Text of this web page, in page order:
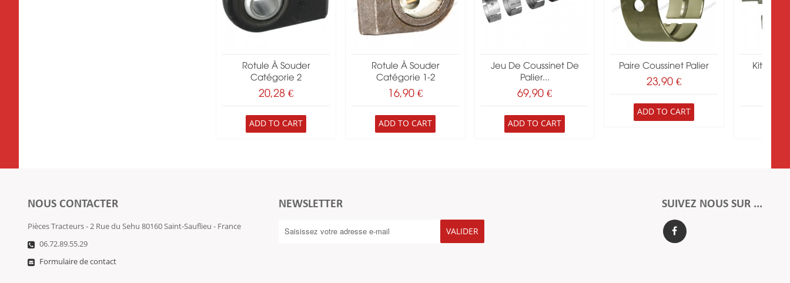
Rotule À Souder
Catégorie 2
20,28 €
ADD TO CART
Rotule À Souder
Catégorie 1-2
16,90 €
ADD TO CART
Jeu De Coussinet De
Palier...
69,90 €
ADD TO CART
Paire Coussinet Palier
23,90 €
ADD TO CART
Kit
NOUS CONTACTER
Pièces Tracteurs - 2 Rue du Sehu 80160 Saint-Sauflieu - France
06.72.89.55.29
Formulaire de contact
NEWSLETTER
VALIDER
SUIVEZ NOUS SUR ...